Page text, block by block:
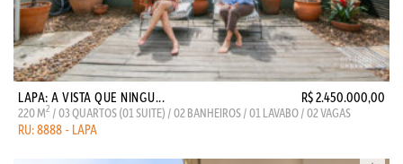
LAPA: A VISTA QUE NINGU... R$ 2.450.000,00
220 M2 / 03 QUARTOS (01 SUITE) / 02 BANHEIROS / 01 LAVABO / 02 VAGAS
RU: 8888 - LAPA